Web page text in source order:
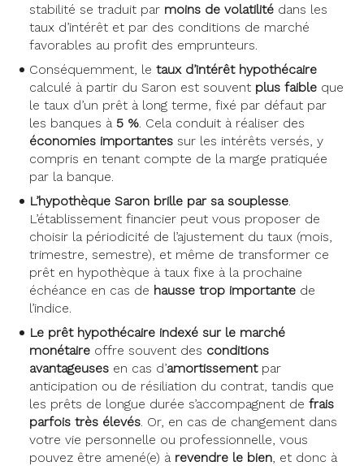
stabilité se traduit par moins de volatilité dans les
taux d’intérêt et par des conditions de marché
favorables au profit des emprunteurs.
Conséquemment, le taux d’intérêt hypothécaire
calculé à partir du Saron est souvent plus faible que
le taux d’un prêt à long terme, fixé par défaut par
les banques à 5 % . Cela conduit à réaliser des
économies importantes sur les intérêts versés, y
compris en tenant compte de la marge pratiquée
par la banque.
L’hypothèque Saron brille par sa souplesse
L’établissement financier peut vous proposer de
choisir la périodicité de l’ajustement du taux (mois,
trimestre, semestre), et même de transformer ce
prêt en hypothèque à taux fixe à la prochaine
échéance en cas de hausse trop importante de
l’indice.
Le prêt hypothécaire indexé sur le marché
monétaire offre souvent des conditions
avantageuses en cas d’amortissementpar
anticipation ou de résiliation du contrat, tandis que
les prêts de longue durée s’accompagnent de frais
parfois très élevés . Or, en cas de changement dans
votre vie personnelle ou professionnelle, vous
pouvez être amené(e) à revendre le bien , et donc à